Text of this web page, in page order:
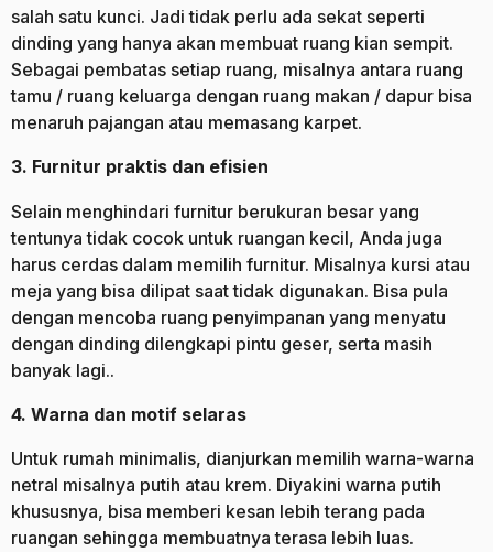
salah satu kunci. Jadi tidak perlu ada sekat seperti
dinding yang hanya akan membuat ruang kian sempit.
Sebagai pembatas setiap ruang, misalnya antara ruang
tamu / ruang keluarga dengan ruang makan / dapur bisa
menaruh pajangan atau memasang karpet.
3. Furnitur praktis dan efisien
Selain menghindari furnitur berukuran besar yang
tentunya tidak cocok untuk ruangan kecil, Anda juga
harus cerdas dalam memilih furnitur. Misalnya kursi atau
meja yang bisa dilipat saat tidak digunakan. Bisa pula
dengan mencoba ruang penyimpanan yang menyatu
dengan dinding dilengkapi pintu geser, serta masih
banyak lagi..
4. Warna dan motif selaras
Untuk rumah minimalis, dianjurkan memilih warna-warna
netral misalnya putih atau krem. Diyakini warna putih
khususnya, bisa memberi kesan lebih terang pada
ruangan sehingga membuatnya terasa lebih luas.